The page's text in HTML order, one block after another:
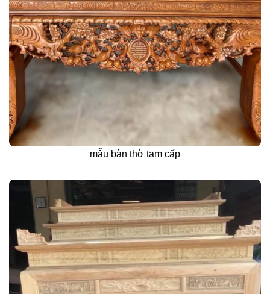
mẫu bàn thờ tam cấp